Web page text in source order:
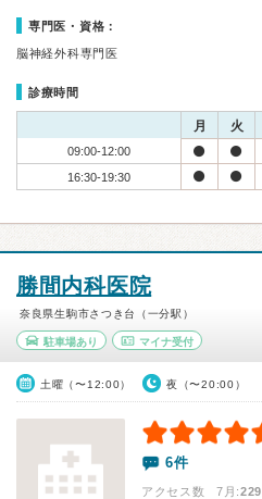
専門医・資格：
脳神経外科専門医
診療時間
月 火
09:00-12:00
16:30-19:30
勝間内科医院
奈良県生駒市さつき台（一分駅）
駐車場あり マイナ受付
土曜（〜12:00） 夜（〜20:00）
6件
アクセス数 7月:229